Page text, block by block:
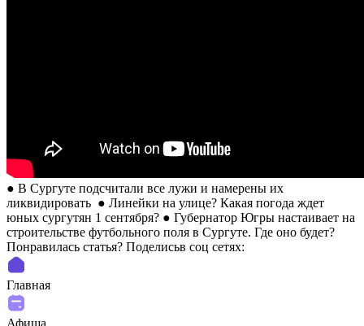
● В Сургуте подсчитали все лужи и намерены их
ликвидировать ● Линейки на улице? Какая погода ждет
юных сургутян 1 сентября? ● Губернатор Югры настаивает на
строительстве футбольного поля в Сургуте. Где оно будет?
Понравилась статья? Поделиcьв соц сетях:
Главная
Афиша